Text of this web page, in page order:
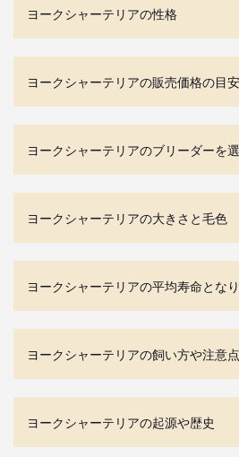
ヨークシャーテリアの性格
ヨークシャーテリアの販売価格の目安
ヨークシャーテリアのブリーダーを
ヨークシャーテリアの大きさと毛色
ヨークシャーテリアの平均寿命とな
ヨークシャーテリアの飼い方や注意点
ヨークシャーテリアの起源や歴史